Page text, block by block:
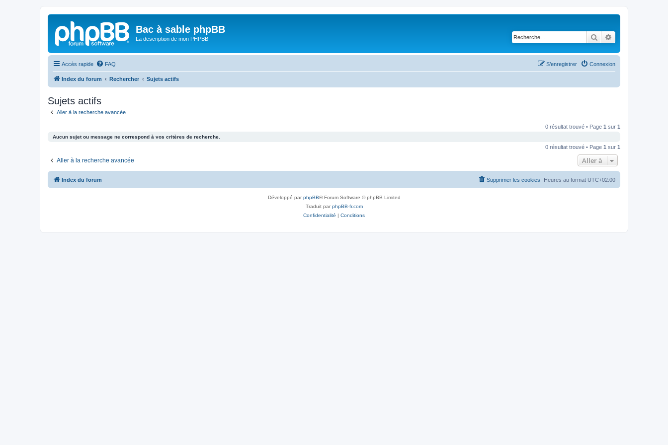
Bac à sable phpBB
La description de mon PHPBB Rechercher
Accès rapide FAQ Connexion
S’enregistrer
Index du forum Rechercher Sujets actifs
Sujets actifs
Aller à la recherche avancée
0 résultat trouvé • Page 1 sur 1
Aucun sujet ou message ne correspond à vos critères de recherche.
0 résultat trouvé • Page 1 sur 1
Aller à la recherche avancée Aller à
Index du forum Heures au format UTC+02:00
Supprimer les cookies
Développé parphpBB® Forum Software © phpBB Limited
Traduit parphpBB-fr.com
Confidentialité | Conditions